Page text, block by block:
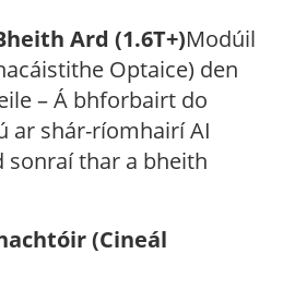
Ard (1.6T+)Modúil
Optaice) den
– Á bhforbairt do
ar shár-ríomhairí AI
sonraí thar a bheith
(Cineál